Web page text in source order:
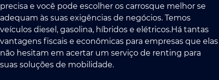
precisa e você pode escolher os carrosque melhor se
adequam às suas exigências de negócios. Temos
veículos diesel, gasolina, híbridos e elétricos.Há tantas
vantagens fiscais e econômicas para empresas que elas
não hesitam em acertar um serviço de renting para
suas soluções de mobilidade.